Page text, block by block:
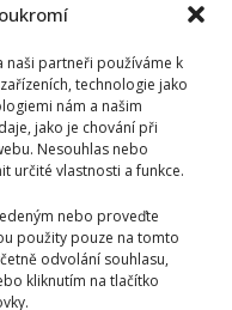
naši partneři používáme k
technologie jako
nám a našim
jako je chování při
Nesouhlas nebo
určité vlastnosti a funkce.
nebo proveďte
použity pouze na tomto
odvolání souhlasu,
kliknutím na tlačítko
přiznali ke
herci přebral
pojí dlouholeté
však prozradili,